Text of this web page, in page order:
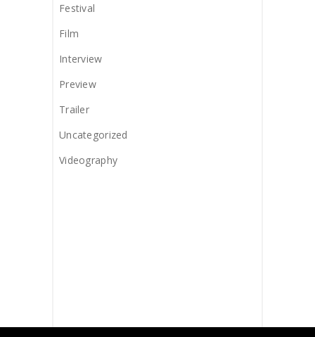
Festival
Film
Interview
Preview
Trailer
Uncategorized
Videography